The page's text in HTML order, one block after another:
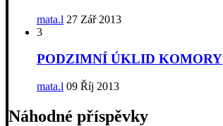
mata.l 27 Zář 2013
3
PODZIMNÍ ÚKLID KOMORY
mata.l 09 Říj 2013
Náhodné příspěvky